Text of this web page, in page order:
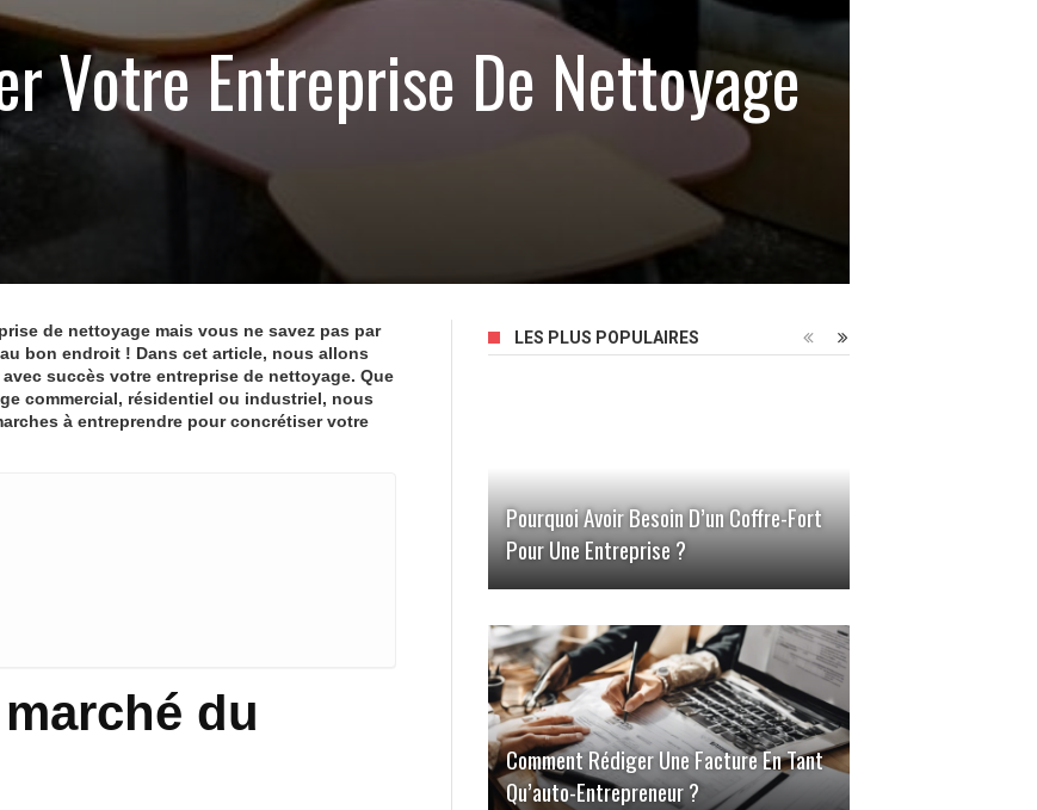
Votre Entreprise De Nettoyage
de nettoyage mais vous ne savez pas par
bon endroit ! Dans cet article, nous allons
succès votre entreprise de nettoyage. Que
commercial, résidentiel ou industriel, nous
à entreprendre pour concrétiser votre
du
LES PLUS POPULAIRES
Pourquoi Avoir Besoin D’un Coffre-Fort
Pour Une Entreprise ?
Comment Rédiger Une Facture En Tant
Qu’auto-Entrepreneur ?